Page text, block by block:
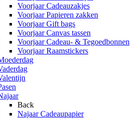
Voorjaar Cadeauzakjes
Voorjaar Papieren zakken
Voorjaar Gift bags
Voorjaar Canvas tassen
Voorjaar Cadeau- & Tegoedbonnen
Voorjaar Raamstickers
Back
Najaar Cadeaupapier